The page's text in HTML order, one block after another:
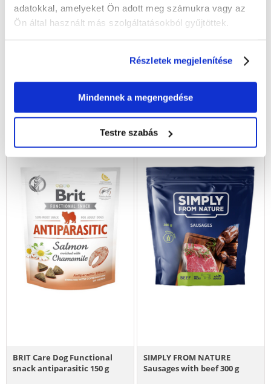
adatokkal, amelyeket Ön adott meg számukra vagy az
Ön által használt más szolgáltatásokból gyűjtöttek.
Részletek megjelenítése
Mindennek a megengedése
Testre szabás
1453
(18165.00 Ft / kg)
Dog fogápoló jutalomfalat
csirkével, nagytestű felnőtt
1756Ft
(6502.22 Ft / kg)
BRIT Care Dog Functional
snack antiparasitic 150 g
SIMPLY FROM NATURE
Sausages with beef 300 g